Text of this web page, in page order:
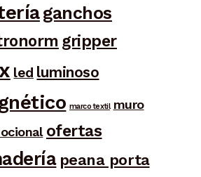
ganchos
gripper
led luminoso
marco textil muro
ofertas
peana porta